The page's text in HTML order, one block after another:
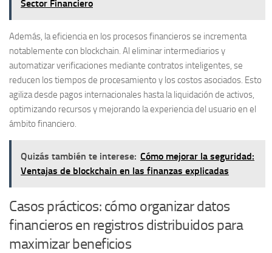
Sector Financiero
Además, laeficienciaen los procesos financieros se incrementa
notablemente con blockchain. Al eliminar intermediarios y
automatizar verificaciones mediante contratos inteligentes, se
reducen los tiempos de procesamiento y los costos asociados. Esto
agiliza desde pagos internacionales hasta la liquidación de activos,
optimizando recursos y mejorando la experiencia del usuario en el
ámbito financiero.
Quizás también te interese: Cómo mejorar la seguridad:
Ventajas de blockchain en las finanzas explicadas
Casos prácticos: cómo organizar datos
financieros en registros distribuidos para
maximizar beneficios